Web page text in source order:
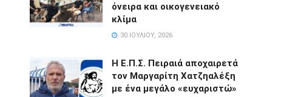
όνειρα και οικογενειακό
κλίμα
30 ΙΟΥΛΊΟΥ, 2026
Η Ε.Π.Σ. Πειραιά αποχαιρετά
τον Μαργαρίτη Χατζηαλέξη
με ένα μεγάλο «ευχαριστώ»